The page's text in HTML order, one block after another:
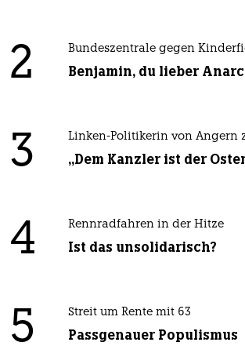
2 Bundeszentrale gegen
Benjamin, du lieber
3 Linken-Politikerin von Angern
„Dem Kanzler ist der
4 Rennradfahren in der Hitze
Ist das unsolidarisch?
5 Streit um Rente mit 63
Passgenauer Populismus